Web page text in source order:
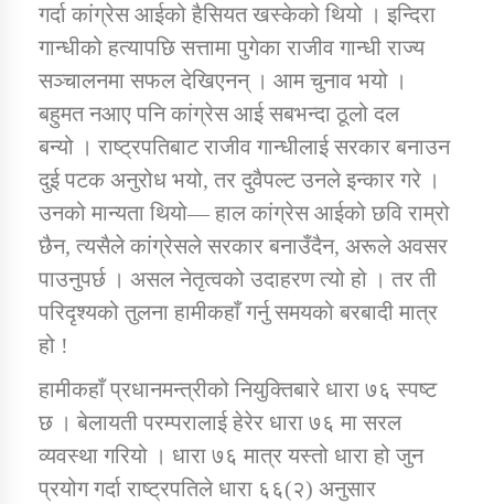
गर्दा कांग्रेस आईको हैसियत खस्केको थियो । इन्दिरा
गान्धीको हत्यापछि सत्तामा पुगेका राजीव गान्धी राज्य
सञ्चालनमा सफल देखिएनन् । आम चुनाव भयो ।
बहुमत नआए पनि कांग्रेस आई सबभन्दा ठूलो दल
बन्यो । राष्ट्रपतिबाट राजीव गान्धीलाई सरकार बनाउन
दुई पटक अनुरोध भयो, तर दुवैपल्ट उनले इन्कार गरे ।
उनको मान्यता थियो— हाल कांग्रेस आईको छवि राम्रो
छैन, त्यसैले कांग्रेसले सरकार बनाउँदैन, अरूले अवसर
पाउनुपर्छ । असल नेतृत्वको उदाहरण त्यो हो । तर ती
परिदृश्यको तुलना हामीकहाँ गर्नु समयको बरबादी मात्र
हो !
हामीकहाँ प्रधानमन्त्रीको नियुक्तिबारे धारा ७६ स्पष्ट
छ । बेलायती परम्परालाई हेरेर धारा ७६ मा सरल
व्यवस्था गरियो । धारा ७६ मात्र यस्तो धारा हो जुन
प्रयोग गर्दा राष्ट्रपतिले धारा ६६(२) अनुसार